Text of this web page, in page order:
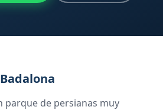
parque de persianas muy